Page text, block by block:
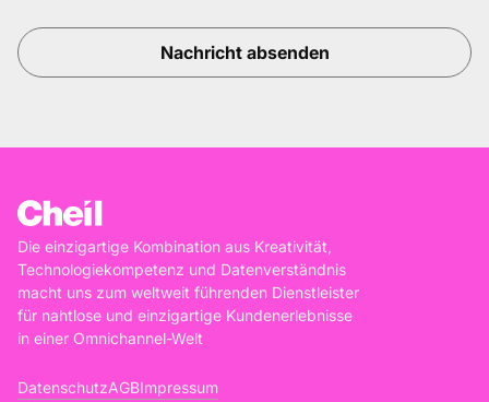
Die einzigartige Kombination aus Kreativität,
Technologiekompetenz und Datenverständnis
macht uns zum weltweit führenden Dienstleister
für nahtlose und einzigartige Kundenerlebnisse
in einer Omnichannel-Welt
DatenschutzAGBImpressum